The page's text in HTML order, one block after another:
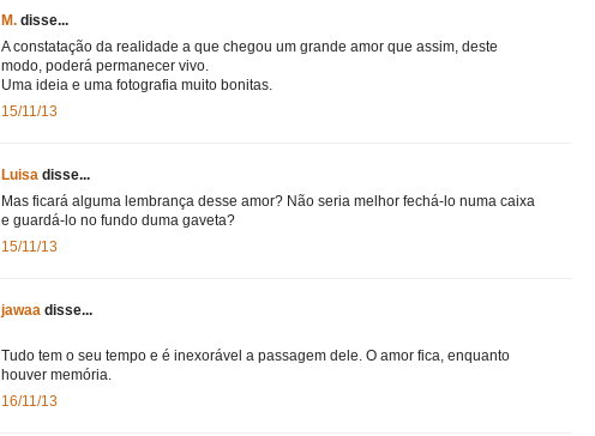
M. disse...
A constatação da realidade a que chegou um grande amor que assim, deste
modo, poderá permanecer vivo.
Uma ideia e uma fotografia muito bonitas.
15/11/13
Luisa disse...
Mas ficará alguma lembrança desse amor? Não seria melhor fechá-lo numa caixa
e guardá-lo no fundo duma gaveta?
15/11/13
jawaa disse...
Tudo tem o seu tempo e é inexorável a passagem dele. O amor fica, enquanto
houver memória.
16/11/13